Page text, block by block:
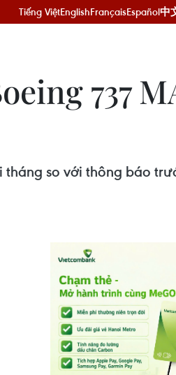
Tiếng ViệtEnglishFrançaisEspañol中
737
so với thông báo